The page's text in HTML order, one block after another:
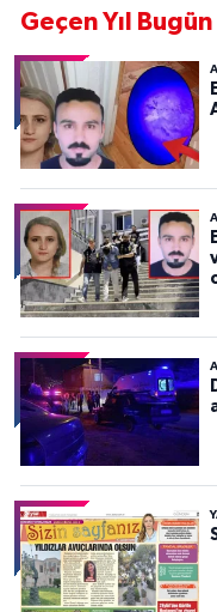
Geçen Yıl Bugün